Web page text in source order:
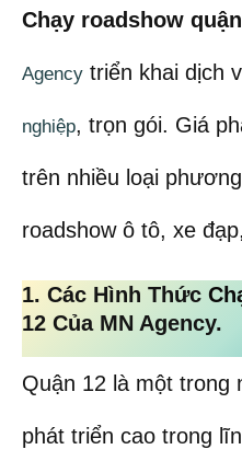
Chạy roadshow
Agency triển khai dịch
nghiệp, trọn gói. Giá
trên nhiều loại
roadshow ô tô, xe
1. Các Hình Thức
12 Của MN Agency.
Quận 12 là một trong
phát triển cao trong